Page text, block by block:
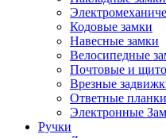
Кодовые замки
Навесные замки
Велосипедные
Почтовые и
Врезные
Ответные планки
Электронные
Ручки